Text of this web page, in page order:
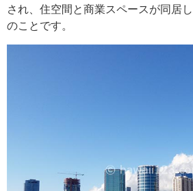
され、住空間と商業スペースが同居
のことです。